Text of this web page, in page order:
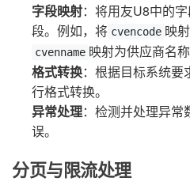
字段映射：将用友U8中的
段。例如，将 cvencode 映
cvenname 映射为供应商名称
格式转换：根据目标系统
行格式转换。
异常处理：检测并处理异
误。
分页与限流处理